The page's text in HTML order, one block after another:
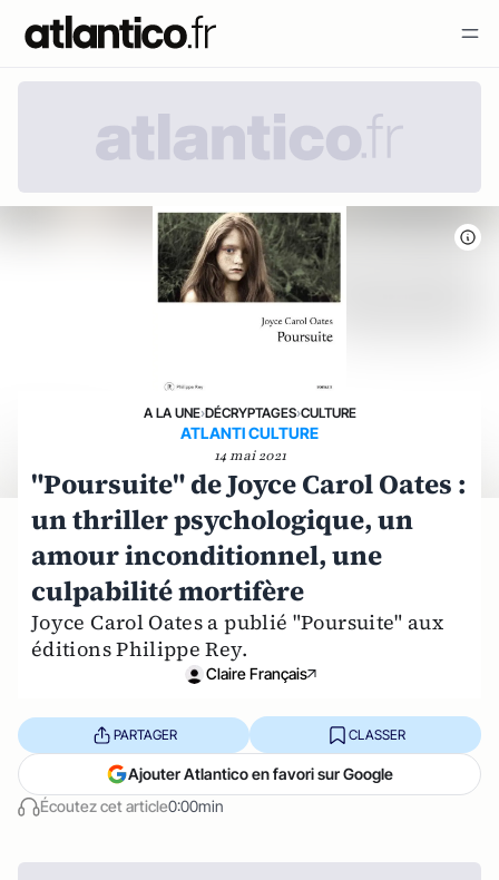
A LA UNE›DÉCRYPTAGES›CULTURE
ATLANTI CULTURE
14 mai 2021
"Poursuite" de Joyce Carol Oates :
un thriller psychologique, un
amour inconditionnel, une
culpabilité mortifère
Joyce Carol Oates a publié "Poursuite" aux
éditions Philippe Rey.
Claire Français
Écoutez cet article0:00min
PARTAGER CLASSER
Ajouter Atlantico en favori sur Google